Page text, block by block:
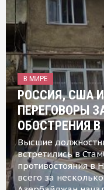
В МИРЕ
РОССИЯ, США
ПЕРЕГОВОРЫ
ОБОСТРЕНИЯ
Высшие
встретились в
противостояния в
всего за